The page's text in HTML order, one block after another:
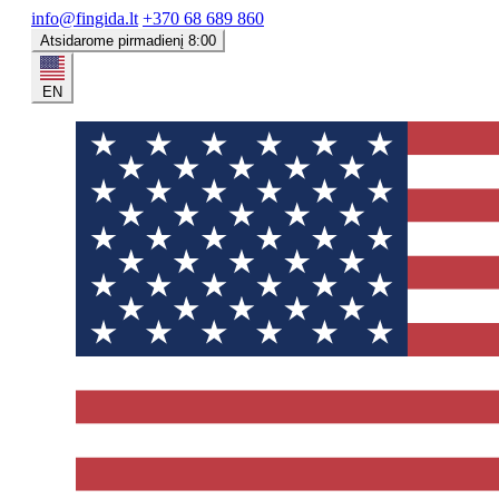
info@fingida.lt +370 68 689 860
Atsidarome pirmadienį 8:00
EN